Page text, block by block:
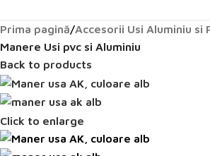
Prima pagină Accesorii Usi Aluminiu si
Manere Usi pvc si Aluminiu
Back to products
Click to enlarge